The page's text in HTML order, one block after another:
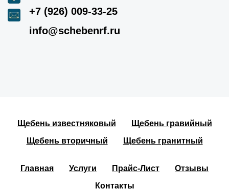
+7 (926) 009-33-25
info@schebenrf.ru
Щебень известняковый
Щебень гравийный
Щебень вторичный
Щебень гранитный
Главная Услуги Прайс-Лист
Отзывы
Контакты